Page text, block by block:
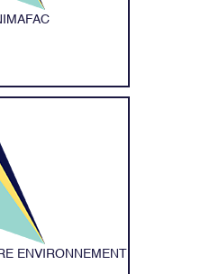
ENVIRONNEMENT